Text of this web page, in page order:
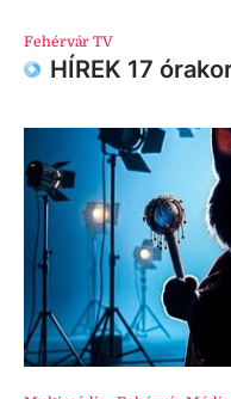
Fehérvár TV
HÍREK 17